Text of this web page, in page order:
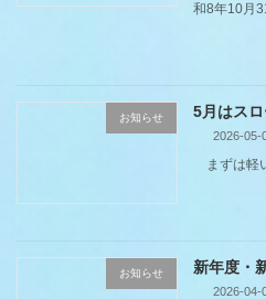
和8年10月
お知らせ 5月はス
2026-05-
まずは軽
お知らせ 新年度・
2026-04-